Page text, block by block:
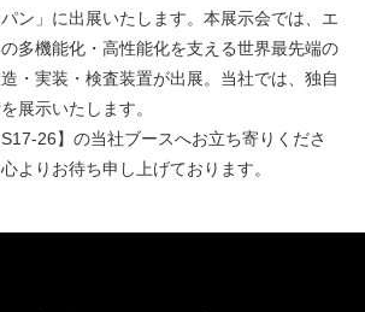
ン」に出展いたします。本展示会では、エ
多機能化・高性能化を支える世界最先端の
・実装・検査装置が出展。当社では、独自
展示いたします。
26】の当社ブースへお立ち寄りくださ
よりお待ち申し上げております。